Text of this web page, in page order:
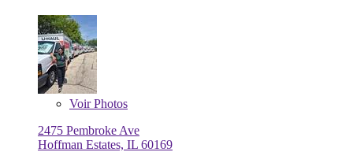
VoirPhotos
2475 Pembroke Ave
Hoffman Estates, IL 60169